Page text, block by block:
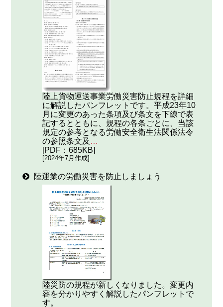
陸上貨物運送事業労働災害防止規程を詳細
に解説したパンフレットです。平成23年10
月に変更のあった条項及び条文を下線で表
記するとともに、規程の各条ごとに、当該
規定の参考となる労働安全衛生法関係法令
の参照条文及 …
[PDF：685KB]
[2024年7月作成]
陸運業の労働災害を防止しましょう
陸災防の規程が新しくなりました。変更内
容を分かりやすく解説したパンフレットで
す。